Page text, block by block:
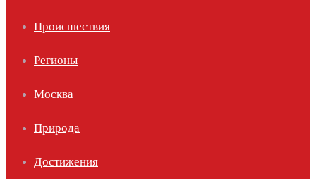
Происшествия
Регионы
Москва
Природа
Достижения